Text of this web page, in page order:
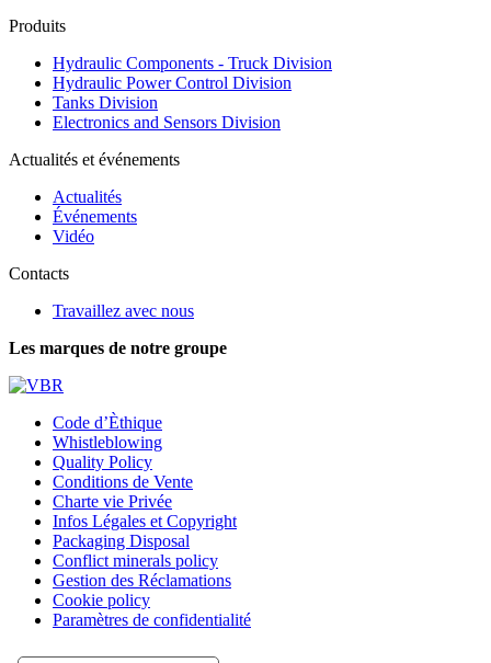
Produits
Hydraulic Components - Truck Division
Hydraulic Power Control Division
Tanks Division
Electronics and Sensors Division
Actualités et événements
Actualités
Événements
Vidéo
Contacts
Travaillez avec nous
Les marques de notre groupe
Code d’Èthique
Whistleblowing
Quality Policy
Conditions de Vente
Charte vie Privée
Infos Légales et Copyright
Packaging Disposal
Conflict minerals policy
Gestion des Réclamations
Cookie policy
Paramètres de confidentialité